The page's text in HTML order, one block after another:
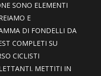
SONO ELEMENTI
E
DI FONDELLI DA
COMPLETI SU
CICLISTI
METTITI IN